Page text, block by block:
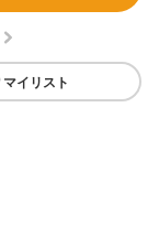
マイリスト